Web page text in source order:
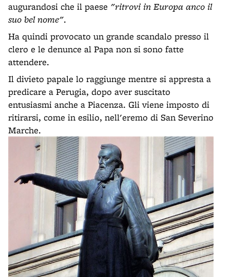
augurandosi che il paese "ritrovi in Europa anco il
suo bel nome".
Ha quindi provocato un grande scandalo presso il
clero e le denunce al Papa non si sono fatte
attendere.
Il divieto papale lo raggiunge mentre si appresta a
predicare a Perugia, dopo aver suscitato
entusiasmi anche a Piacenza. Gli viene imposto di
ritirarsi, come in esilio, nell'eremo di San Severino
Marche.